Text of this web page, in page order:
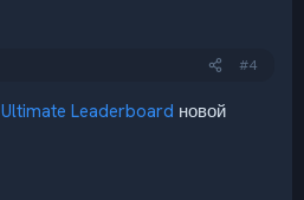
#4
Ultimate Leaderboard новой